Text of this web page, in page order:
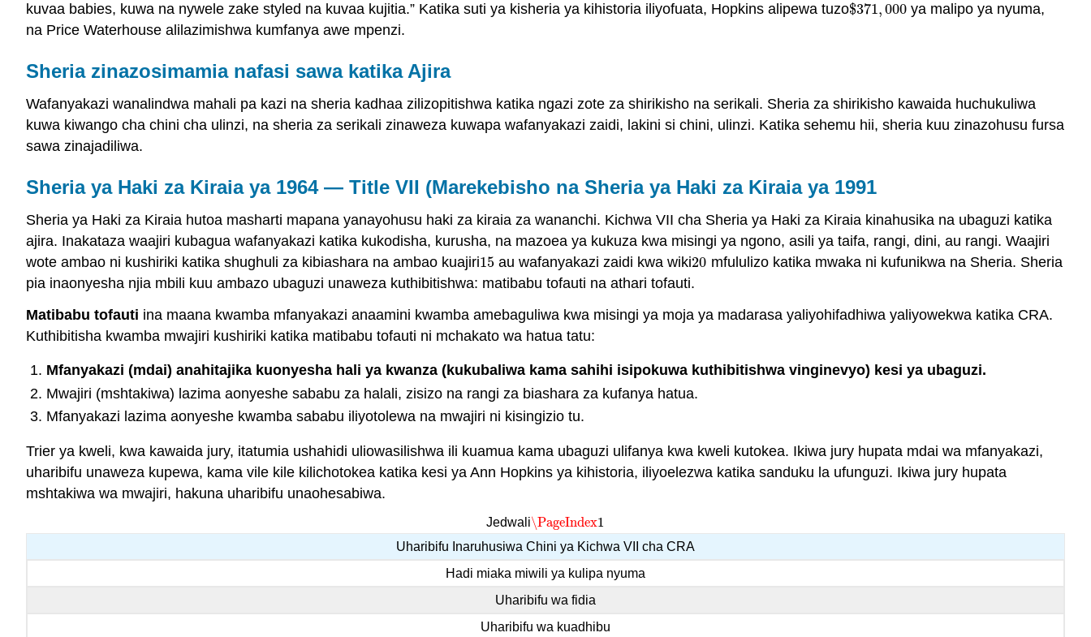
kuvaa babies, kuwa na nywele zake styled na kuvaa kujitia.” Katika suti ya kisheria ya kihistoria iliyofuata, Hopkins alipewa tuzo$371,000
$371 ,000 ya malipo ya nyuma,
na Price Waterhouse alilazimishwa kumfanya awe mpenzi.
Sheria zinazosimamia nafasi sawa katika Ajira
Wafanyakazi wanalindwa mahali pa kazi na sheria kadhaa zilizopitishwa katika ngazi zote za shirikisho na serikali. Sheria za shirikisho kawaida huchukuliwa
kuwa kiwango cha chini cha ulinzi, na sheria za serikali zinaweza kuwapa wafanyakazi zaidi, lakini si chini, ulinzi. Katika sehemu hii, sheria kuu zinazohusu fursa
sawa zinajadiliwa.
Sheria ya Haki za Kiraia ya 1964 — Title VII (Marekebisho na Sheria ya Haki za Kiraia ya 1991
Sheria ya Haki za Kiraia hutoa masharti mapana yanayohusu haki za kiraia za wananchi. Kichwa VII cha Sheria ya Haki za Kiraia kinahusika na ubaguzi katika
ajira. Inakataza waajiri kubagua wafanyakazi katika kukodisha, kurusha, na mazoea ya kukuza kwa misingi ya ngono, asili ya taifa, rangi, dini, au rangi. Waajiri
wote ambao ni kushiriki katika shughuli za kibiashara na ambao kuajiri15
15 au wafanyakazi zaidi kwa wiki20
20 mfululizo katika mwaka ni kufunikwa na Sheria. Sheria
pia inaonyesha njia mbili kuu ambazo ubaguzi unaweza kuthibitishwa: matibabu tofauti na athari tofauti.
Matibabu tofauti ina maana kwamba mfanyakazi anaamini kwamba amebaguliwa kwa misingi ya moja ya madarasa yaliyohifadhiwa yaliyowekwa katika CRA.
Kuthibitisha kwamba mwajiri kushiriki katika matibabu tofauti ni mchakato wa hatua tatu:
Mfanyakazi (mdai) anahitajika kuonyesha hali ya kwanza (kukubaliwa kama sahihi isipokuwa kuthibitishwa vinginevyo) kesi ya ubaguzi.
Mwajiri (mshtakiwa) lazima aonyeshe sababu za halali, zisizo na rangi za biashara za kufanya hatua.
Mfanyakazi lazima aonyeshe kwamba sababu iliyotolewa na mwajiri ni kisingizio tu.
Trier ya kweli, kwa kawaida jury, itatumia ushahidi uliowasilishwa ili kuamua kama ubaguzi ulifanya kwa kweli kutokea. Ikiwa jury hupata mdai wa mfanyakazi,
uharibifu unaweza kupewa, kama vile kile kilichotokea katika kesi ya Ann Hopkins ya kihistoria, iliyoelezwa katika sanduku la ufunguzi. Ikiwa jury hupata
mshtakiwa wa mwajiri, hakuna uharibifu unaohesabiwa.
Jedwali\PageIndex1
\PageIndex1
Uharibifu Inaruhusiwa Chini ya Kichwa VII cha CRA
Hadi miaka miwili ya kulipa nyuma
Uharibifu wa fidia
Uharibifu wa kuadhibu